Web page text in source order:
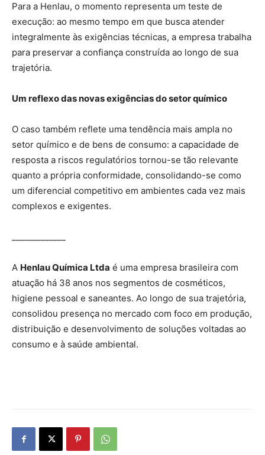
Para a Henlau, o momento representa um teste de
execução: ao mesmo tempo em que busca atender
integralmente às exigências técnicas, a empresa trabalha
para preservar a confiança construída ao longo de sua
trajetória.
Um reflexo das novas exigências do setor químico
O caso também reflete uma tendência mais ampla no
setor químico e de bens de consumo: a capacidade de
resposta a riscos regulatórios tornou-se tão relevante
quanto a própria conformidade, consolidando-se como
um diferencial competitivo em ambientes cada vez mais
complexos e exigentes.
A Henlau Química Ltda é uma empresa brasileira com
atuação há 38 anos nos segmentos de cosméticos,
higiene pessoal e saneantes. Ao longo de sua trajetória,
consolidou presença no mercado com foco em produção,
distribuição e desenvolvimento de soluções voltadas ao
consumo e à saúde ambiental.